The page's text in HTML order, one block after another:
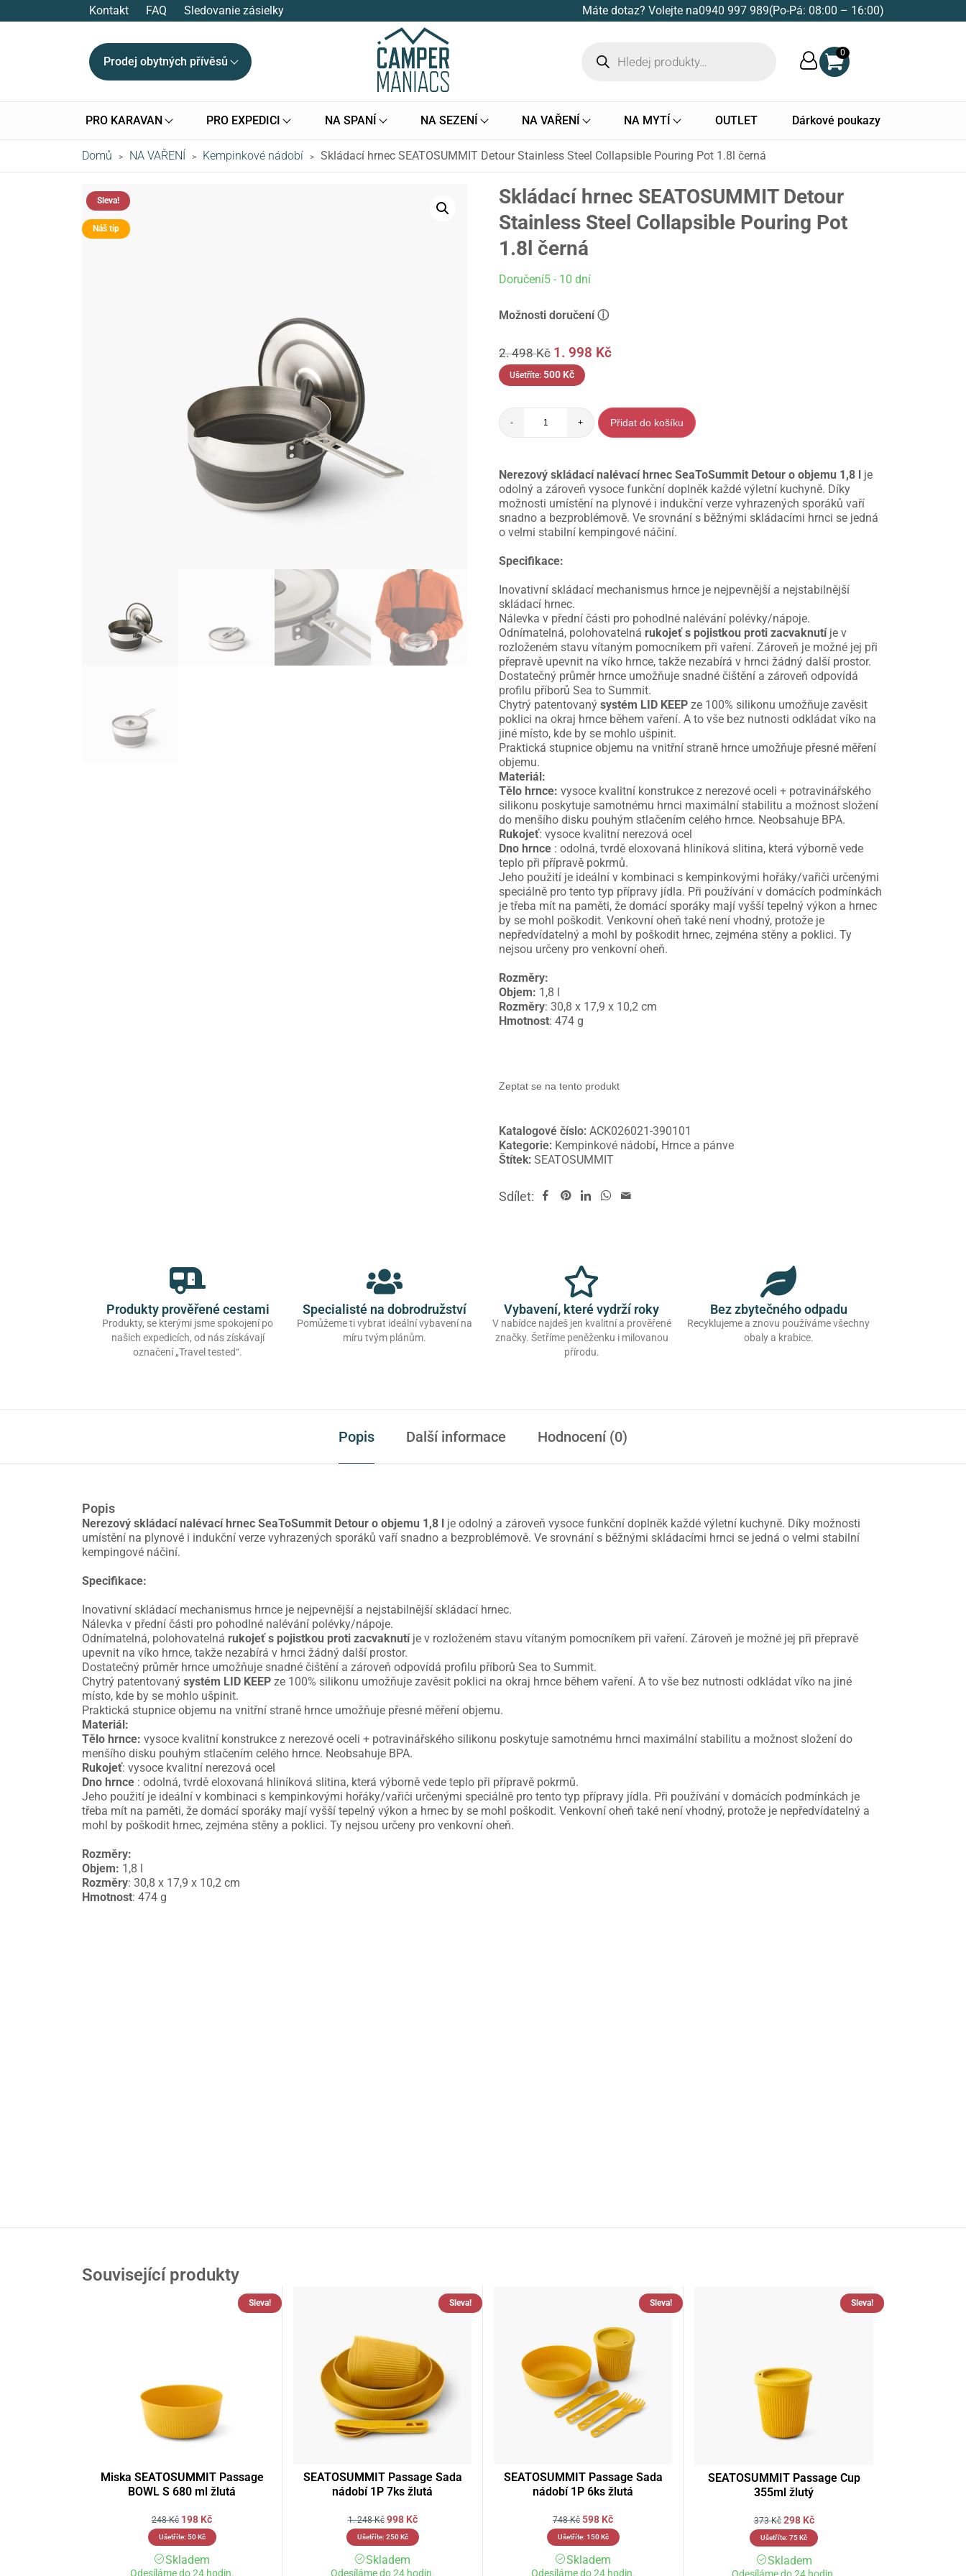
Kontakt FAQ Sledovanie zásielky Máte dotaz? Volejte na0940 997 989(Po-Pá: 08:00 – 16:00)
Prodej obytných přívěsů
0
PRO KARAVAN PRO EXPEDICI NA SPANÍ NA SEZENÍ NA VAŘENÍ NA MYTÍ OUTLET Dárkové poukazy
Domů > NA VAŘENÍ > Kempinkové nádobí > Skládací hrnec SEATOSUMMIT Detour Stainless Steel Collapsible Pouring Pot 1.8l černá
Sleva!
Náš tip
Skládací hrnec SEATOSUMMIT Detour
Stainless Steel Collapsible Pouring Pot
1.8l černá
Doručení5 - 10 dní
Možnosti doručení ⓘ
2. 498Kč 1. 998 Kč
Ušetříte: 500 Kč
- + Přidat do košíku
Nerezový skládací nalévací hrnec SeaToSummit Detour o objemu 1,8 l
je
odolný a zároveň vysoce funkční doplněk každé výletní kuchyně. Díky
možnosti umístění na plynové i indukční verze vyhrazených sporáků vaří
snadno a bezproblémově. Ve srovnání s běžnými skládacími hrnci se jedná
o velmi stabilní kempingové náčiní.
Specifikace:
Inovativní skládací mechanismus hrnce je nejpevnější a nejstabilnější
skládací hrnec.
Nálevka v přední části pro pohodlné nalévání polévky/nápoje.
Odnímatelná, polohovatelná rukojeť s pojistkou proti zacvaknutíje v
rozloženém stavu vítaným pomocníkem při vaření. Zároveň je možné jej při
přepravě upevnit na víko hrnce, takže nezabírá v hrnci žádný další prostor.
Dostatečný průměr hrnce umožňuje snadné čištění a zároveň odpovídá
profilu příborů Sea to Summit.
Chytrý patentovanýsystém LID KEEP ze 100% silikonu umožňuje zavěsit
poklici na okraj hrnce během vaření. A to vše bez nutnosti odkládat víko na
jiné místo, kde by se mohlo ušpinit.
Praktická stupnice objemu na vnitřní straně hrnce umožňuje přesné měření
objemu.
Materiál:
Tělo hrnce: vysoce kvalitní konstrukce z nerezové oceli + potravinářského
silikonu poskytuje samotnému hrnci maximální stabilitu a možnost složení
do menšího disku pouhým stlačením celého hrnce. Neobsahuje BPA.
Rukojeť: vysoce kvalitní nerezová ocel
Dno hrnce : odolná, tvrdě eloxovaná hliníková slitina, která výborně vede
teplo při přípravě pokrmů.
Jeho použití je ideální v kombinaci s kempinkovými hořáky/vařiči určenými
speciálně pro tento typ přípravy jídla. Při používání v domácích podmínkách
je třeba mít na paměti, že domácí sporáky mají vyšší tepelný výkon a hrnec
by se mohl poškodit. Venkovní oheň také není vhodný, protože je
nepředvídatelný a mohl by poškodit hrnec, zejména stěny a poklici. Ty
nejsou určeny pro venkovní oheň.
Rozměry:
Objem: 1,8 l
Rozměry: 30,8 x 17,9 x 10,2 cm
Hmotnost: 474 g
Zeptat se na tento produkt
Katalogové číslo:ACK026021-390101
Kategorie: Kempinkové nádobí, Hrnce a pánve
Štítek:SEATOSUMMIT
Sdílet:
Produkty prověřené cestami
Produkty, se kterými jsme spokojení po
našich expedicích, od nás získávají
označení „Travel tested“.
Specialisté na dobrodružství
Pomůžeme ti vybrat ideální vybavení na
míru tvým plánům.
Vybavení, které vydrží roky
V nabídce najdeš jen kvalitní a prověřené
značky. Šetříme peněženku i milovanou
přírodu.
Bez zbytečného odpadu
Recyklujeme a znovu používáme všechny
obaly a krabice.
Popis Další informace Hodnocení (0)
Popis
Nerezový skládací nalévací hrnec SeaToSummit Detour o objemu 1,8 l
je odolný a zároveň vysoce funkční doplněk každé výletní kuchyně. Díky možnosti
umístění na plynové i indukční verze vyhrazených sporáků vaří snadno a bezproblémově. Ve srovnání s běžnými skládacími hrnci se jedná o velmi stabilní
kempingové náčiní.
Specifikace:
Inovativní skládací mechanismus hrnce je nejpevnější a nejstabilnější skládací hrnec.
Nálevka v přední části pro pohodlné nalévání polévky/nápoje.
Odnímatelná, polohovatelná rukojeť s pojistkou proti zacvaknutíje v rozloženém stavu vítaným pomocníkem při vaření. Zároveň je možné jej při přepravě
upevnit na víko hrnce, takže nezabírá v hrnci žádný další prostor.
Dostatečný průměr hrnce umožňuje snadné čištění a zároveň odpovídá profilu příborů Sea to Summit.
Chytrý patentovaný systém LID KEEP ze 100% silikonu umožňuje zavěsit poklici na okraj hrnce během vaření. A to vše bez nutnosti odkládat víko na jiné
místo, kde by se mohlo ušpinit.
Praktická stupnice objemu na vnitřní straně hrnce umožňuje přesné měření objemu.
Materiál:
Tělo hrnce: vysoce kvalitní konstrukce z nerezové oceli + potravinářského silikonu poskytuje samotnému hrnci maximální stabilitu a možnost složení do
menšího disku pouhým stlačením celého hrnce. Neobsahuje BPA.
Rukojeť: vysoce kvalitní nerezová ocel
Dno hrnce : odolná, tvrdě eloxovaná hliníková slitina, která výborně vede teplo při přípravě pokrmů.
Jeho použití je ideální v kombinaci s kempinkovými hořáky/vařiči určenými speciálně pro tento typ přípravy jídla. Při používání v domácích podmínkách je
třeba mít na paměti, že domácí sporáky mají vyšší tepelný výkon a hrnec by se mohl poškodit. Venkovní oheň také není vhodný, protože je nepředvídatelný a
mohl by poškodit hrnec, zejména stěny a poklici. Ty nejsou určeny pro venkovní oheň.
Rozměry:
Objem: 1,8 l
Rozměry: 30,8 x 17,9 x 10,2 cm
Hmotnost: 474 g
Související produkty
Sleva!
Miska SEATOSUMMIT Passage
BOWL S 680 ml žlutá
248Kč 198 Kč
Ušetříte: 50Kč
Skladem
Sleva!
SEATOSUMMIT Passage Sada
nádobí 1P 7ks žlutá
1. 248Kč 998 Kč
Ušetříte: 250Kč
Skladem
Sleva!
SEATOSUMMIT Passage Sada
nádobí 1P 6ks žlutá
748Kč 598 Kč
Ušetříte: 150Kč
Skladem
Sleva!
SEATOSUMMIT Passage Cup
355ml žlutý
373Kč 298 Kč
Ušetříte: 75Kč
Skladem